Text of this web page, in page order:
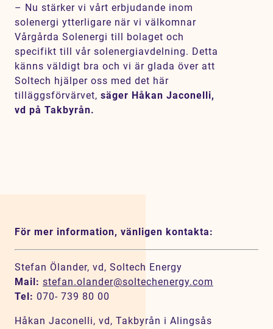
– Nu stärker vi vårt erbjudande inom
solenergi ytterligare när vi välkomnar
Vårgårda Solenergi till bolaget och
specifikt till vår solenergiavdelning. Detta
känns väldigt bra och vi är glada över att
Soltech hjälper oss med det här
tilläggsförvärvet, säger Håkan Jaconelli,
vd på Takbyrån.
För mer information, vänligen kontakta:
Stefan Ölander, vd, Soltech Energy
Mail: stefan.olander@soltechenergy.com
Tel: 070- 739 80 00
Håkan Jaconelli, vd, Takbyrån i Alingsås